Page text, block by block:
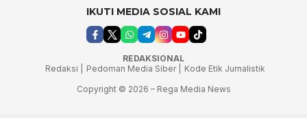
IKUTI MEDIA SOSIAL KAMI
REDAKSIONAL
Redaksi |
Pedoman Media Siber |
Kode Etik Jurnalistik
Copyright © 2026 – Rega Media News